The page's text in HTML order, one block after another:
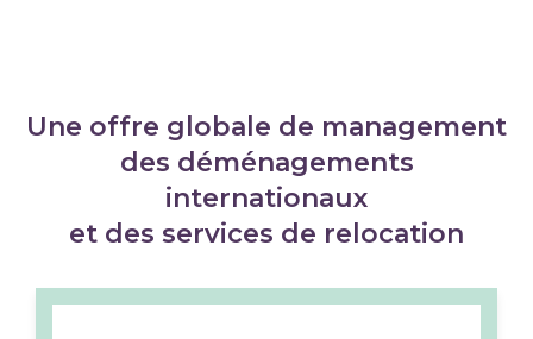
Une offre globale de management
des déménagements
internationaux
et des services de relocation